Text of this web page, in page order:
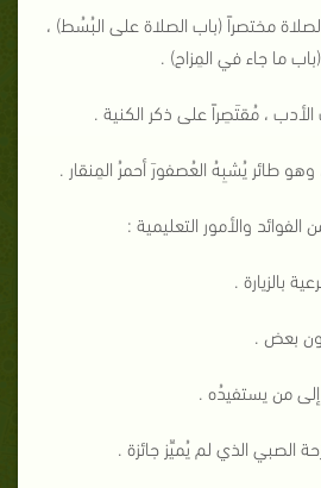
الصلاة مختصراً (باب الصلاة على البُسُط) ،
والأمور التعليمية :
بالزيارة .
بعض .
من يستفيدُه .
الصبي الذي لم يُميِّز جائزة .